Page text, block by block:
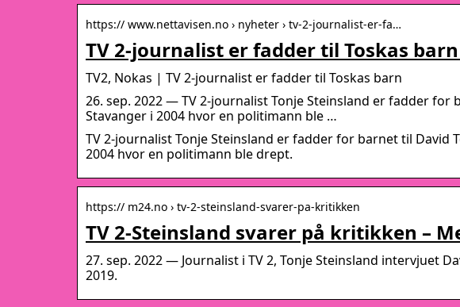
https:// www.nettavisen.no › nyheter › tv-2-journalist-er-fa…
TV 2-journalist er fadder til Toskas
TV2, Nokas | TV 2-journalist er fadder til Toskas barn
26. sep. 2022 — TV 2-journalist Tonje Steinsland er fadder for
Stavanger i 2004 hvor en politimann ble …
TV 2-journalist Tonje Steinsland er fadder for barnet til David
2004 hvor en politimann ble drept.
https:// m24.no › tv-2-steinsland-svarer-pa-kritikken
TV 2-Steinsland svarer på kritikken –
27. sep. 2022 — Journalist i TV 2, Tonje Steinsland intervjuet
2019.